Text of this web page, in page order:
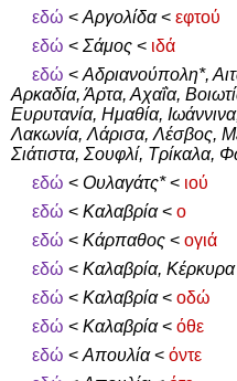
εδώ <Αργολίδα< εφτού
εδώ < Σάμος < ιδά
εδώ <Αδριανούπολη*,
Αρκαδία, Άρτα, Αχαΐα,
Ευρυτανία, Ημαθία,
Λακωνία, Λάρισα, Λέσβος,
Σιάτιστα, Σουφλί, Τρίκαλα,
εδώ < Ουλαγάτς*< ιού
εδώ < Καλαβρία< ο
εδώ < Κάρπαθος < ογιά
εδώ < Καλαβρία, Κέρκυρα
εδώ < Καλαβρία< οδώ
εδώ < Καλαβρία< όθε
εδώ <Απουλία< όντε